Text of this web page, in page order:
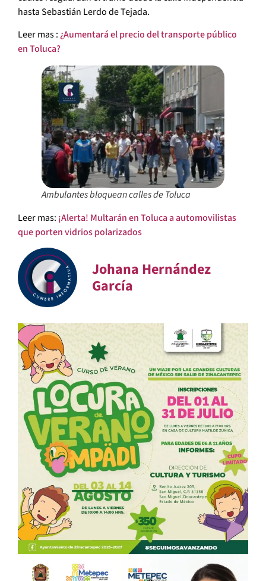
hasta Sebastián Lerdo de Tejada.
Leer mas :¿Aumentará el precio del transporte público
en Toluca?
Ambulantes bloquean calles de Toluca
Leer mas: ¡Alerta! Multarán en Toluca a automovilistas
que porten vidrios polarizados
Johana Hernández
García